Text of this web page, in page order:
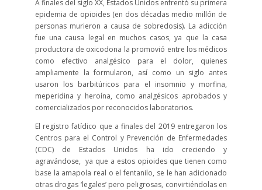
A finales del siglo XX, Estados Unidos enfrentó su primera
epidemia de opioides (en dos décadas medio millón de
personas murieron a causa de sobredosis). La adicción
fue una causa legal en muchos casos, ya que la casa
productora de oxicodona la promovió entre los médicos
como efectivo analgésico para el dolor, quienes
ampliamente la formularon, así como un siglo antes
usaron los barbitúricos para el insomnio y morfina,
meperidina y heroína, como analgésicos aprobados y
comercializados por reconocidos laboratorios.
El registro fatídico que a finales del 2019 entregaron los
Centros para el Control y Prevención de Enfermedades
(CDC) de Estados Unidos ha ido creciendo y
agravándose, ya que a estos opioides que tienen como
base la amapola real o el fentanilo, se le han adicionado
otras drogas ‘legales’ pero peligrosas, convirtiéndolas en